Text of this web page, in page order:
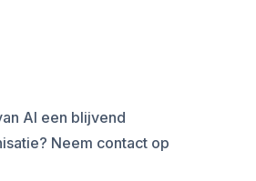
AI een blijvend
Neem contact op